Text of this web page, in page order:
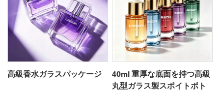
います。✓ 豪華な ソフトタ
ッチベルベットコーティン
グ ✓ 完全カスタマイズ
(OEM/ODM) ✓ 精度微細ミ
スト噴霧ポンプ ✓ ロゴ印刷
＆ブランディング ✓ モダン
な 幾何学的なシルエットの
球形キャップ✓ 環境に優し
高級香水ガラスパッケージ
40ml 重厚な底面を持つ高級
丸型ガラス製スポイトボト